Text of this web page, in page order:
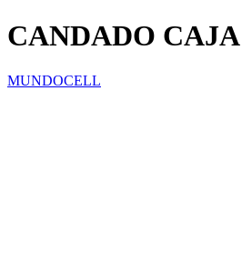
CANDADO
MUNDOCELL